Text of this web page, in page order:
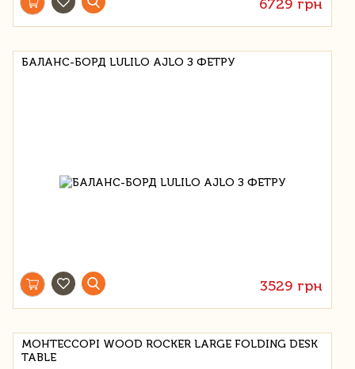
6729 грн
БАЛАНС-БОРД LULILO AJLO З ФЕТРУ
3529 грн
МОНТЕССОРІ WOOD ROCKER LARGE FOLDING DESK
TABLE